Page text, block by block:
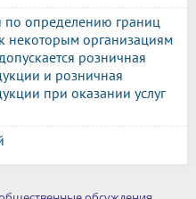
определению границ
некоторым организациям
розничная
и розничная
при оказании услуг